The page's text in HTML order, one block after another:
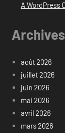
A WordPress
Archives
août 2026
juillet 2026
juin 2026
mai 2026
avril 2026
mars 2026